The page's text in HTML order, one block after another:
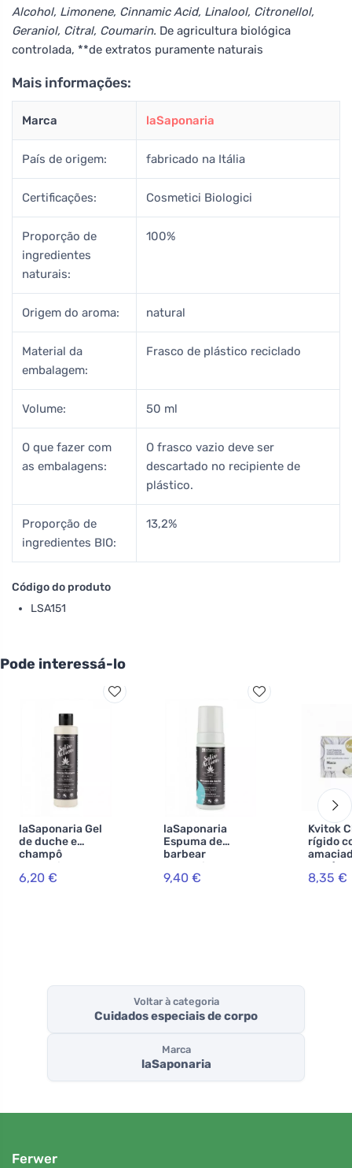
Alcohol, Limonene, Cinnamic Acid, Linalool, Citronellol,
Geraniol, Citral, Coumarin. De agricultura biológica
controlada, **de extratos puramente naturais
Mais informações:
Marca laSaponaria
País de origem: fabricado na Itália
Certificações: Cosmetici Biologici
Proporção de
ingredientes
naturais:
100%
Origem do aroma: natural
Material da
embalagem:
Frasco de plástico reciclado
Volume: 50 ml
O que fazer com
as embalagens:
O frasco vazio deve ser
descartado no recipiente de
plástico.
Proporção de
ingredientes BIO:
13,2%
Código do produto
LSA151
Pode interessá-lo
laSaponaria Gel
de duche e
champô
masculino com
cânhamo 2 em 1
6,20 €
laSaponaria
Espuma de
barbear
masculina com
cânhamo BIO
9,40 €
Kvitok
rígido
XXL
8,35 €
Voltar à categoria
Cuidados especiais de corpo
Marca
laSaponaria
Ferwer